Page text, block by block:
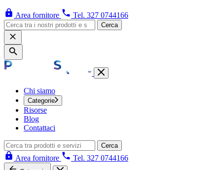
Area fornitore Tel. 327 0744166
Cerca
Chi siamo
Categorie
Risorse
Blog
Contattaci
Cerca
Area fornitore Tel. 327 0744166